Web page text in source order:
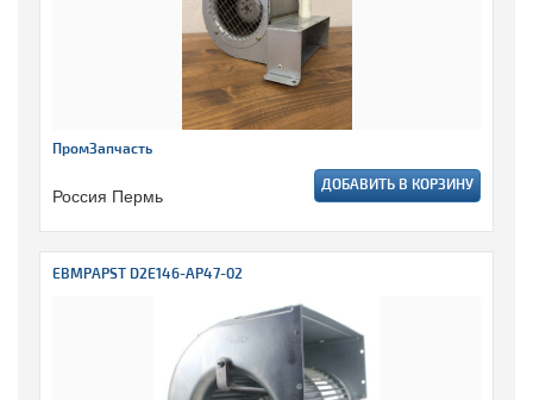
ПромЗапчасть
Россия Пермь ДОБАВИТЬ В КОРЗИНУ
EBMPAPST D2E146-AP47-02